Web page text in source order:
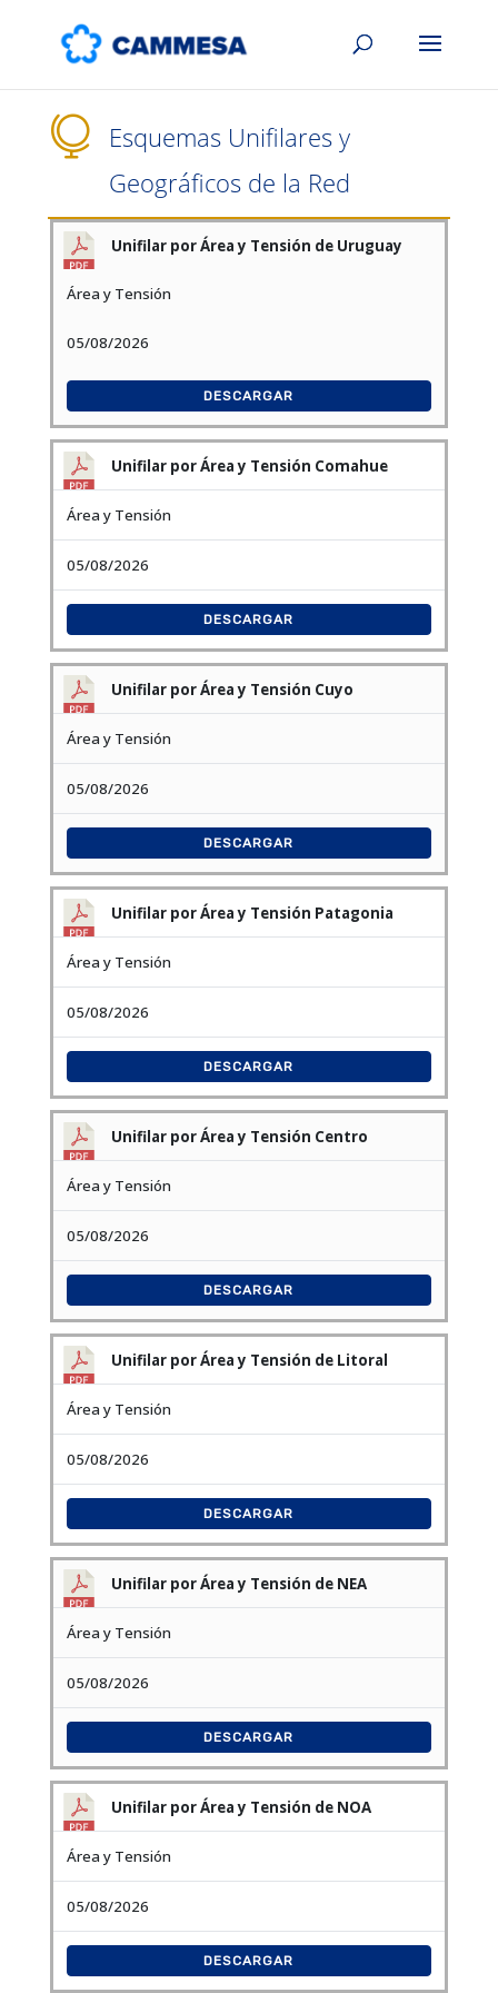

Esquemas Unifilares y
Geográficos de la Red
Unifilar por Área y Tensión de Uruguay
Área y Tensión
05/08/2026
DESCARGAR
Unifilar por Área y Tensión Comahue
Área y Tensión
05/08/2026
DESCARGAR
Unifilar por Área y Tensión Cuyo
Área y Tensión
05/08/2026
DESCARGAR
Unifilar por Área y Tensión Patagonia
Área y Tensión
05/08/2026
DESCARGAR
Unifilar por Área y Tensión Centro
Área y Tensión
05/08/2026
DESCARGAR
Unifilar por Área y Tensión de Litoral
Área y Tensión
05/08/2026
DESCARGAR
Unifilar por Área y Tensión de NEA
Área y Tensión
05/08/2026
DESCARGAR
Unifilar por Área y Tensión de NOA
Área y Tensión
05/08/2026
DESCARGAR